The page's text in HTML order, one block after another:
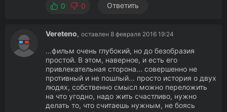
0 0 Ответить
Vereteno, оставлен 8 февраля 2016 19:24
...фильм очень глубокий, но до безобразия
простой. В этом, наверное, и есть его
привлекательная сторона... совершенно не
противный и не пошлый... просто история о двух
людях, собственно смысл можно переложить
на что угодно, надо жить счастливо, нужно
делать то, что считаешь нужным, не боясь